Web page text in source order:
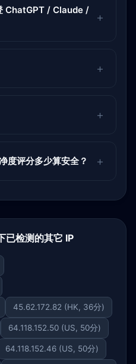
ChatGPT / Claude /
度评分多少算安全？
检测的其它 IP
45.62.172.82 (HK, 36分)
64.118.152.50 (US, 50分)
64.118.152.46 (US, 50分)